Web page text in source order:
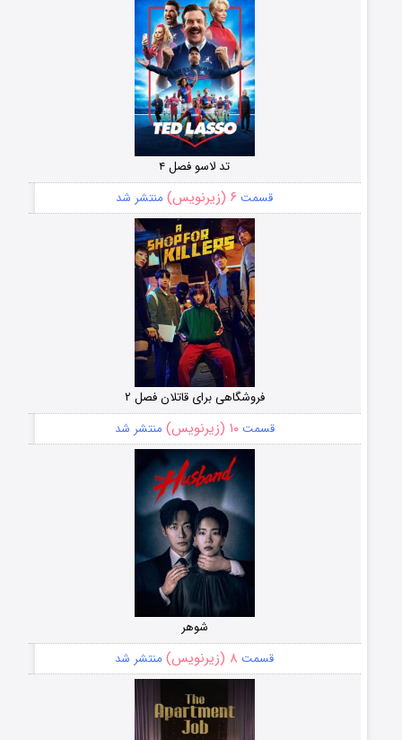
تد لاسو فصل ۴
قسمت ۶ (زیرنویس) منتشر شد
فروشگاهی برای قاتلان فصل ۲
قسمت۱۰ (زیرنویس) منتشر شد
شوهر
قسمت ۸ (زیرنویس) منتشر شد